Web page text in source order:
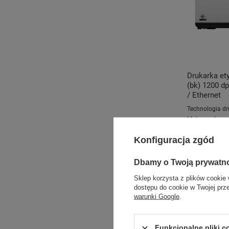
Drukarka
(bk) 1200
/ Ethernet
Technologia
Maksymalna
Kompatybilne z:
35
Konfiguracja zgód
Dbamy o Twoją
Sklep korzysta z plików cookie
dostępu do cookie w Twojej
warunki Google
Funkcjonalne pliki